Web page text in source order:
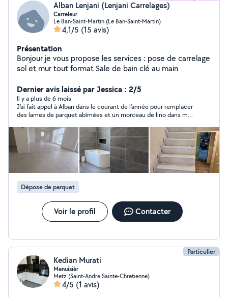
Alban Lenjani (Lenjani Carrelages)
Carreleur
Le Ban-Saint-Martin (Le Ban-Saint-Martin)
4,1/5 (15 avis)
Présentation
Bonjour je vous propose les services : pose de carrelage
sol et mur tout format Sale de bain clé au main
Dernier avis laissé par Jessica : 2/5
Il y a plus de 6 mois
J'ai fait appel à Alban dans le courant de l'année pour remplacer
des lames de parquet abîmées et un morceau de lino dans mon
poussant les meubles que les plinthes n'avaient jamais été
recollées...Le lino a été mal coupé et il a dû mettre des
rustines...Les lames de parquet n'étaient pas assez nombreuses
et il est reparti ala vec un morceau de parquet pour regarder
dans les magasins s'il retrouvait le même, et au final, il n'a plus
jamais donné de nouvelles. J'ai la sensation d'un travail bâclé !
Dépose de parquet
Voir le profil Contacter
Particulier
Kedian Murati
Menuisièr
Metz (Saint-Andre Sainte-Chretienne)
4/5 (1 avis)